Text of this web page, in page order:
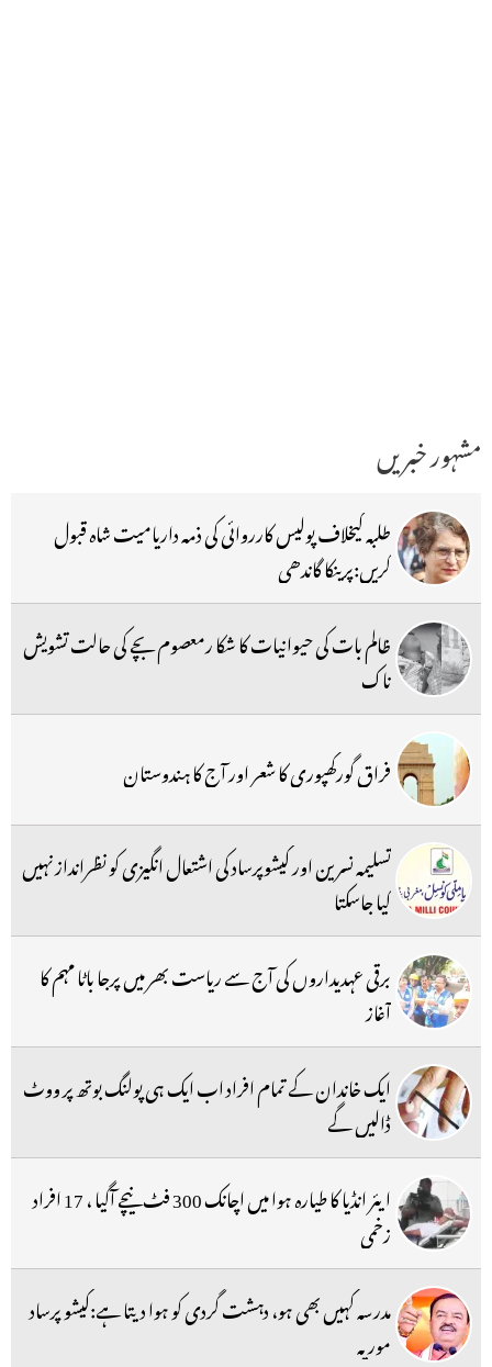
مشہور خبریں
طلبہ کیخلاف پولیس کارروائی کی ذمہ داریامیت شاہ قبول
کریں:پرینکا گاندھی
ظالم بات کی حیوانیات کا شکا رمعصوم بچے کی حالت تشویش
ناک
فراق گورکھپوری کا شعر اور آج کا ہندوستان
تسلیمہ نسرین اور کیشوپرساد کی اشتعال انگیزی کو نظرانداز نہیں
کیا جاسکتا
برقی عہدیداروں کی آج سے ریاست بھر میں پرجا باٹا مہم کا
آغاز
ایک خاندان کے تمام افراد اب ایک ہی پولنگ بوتھ پر ووٹ
ڈالیں گے
ایئر انڈیا کا طیارہ ہوا میں اچانک 300 فٹ نیچے آگیا ، 17 افراد
زخمی
مدرسہ کہیں بھی ہو، دہشت گردی کو ہوا دیتا ہے:کیشو پرساد
موریہ